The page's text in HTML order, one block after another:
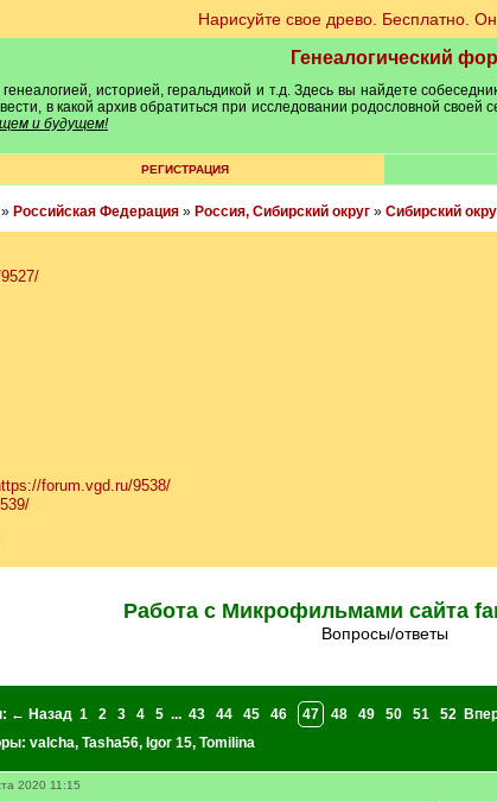
Нарисуйте свое древо. Бесплатно.
Генеалогический
историей, геральдикой и т.д. Здесь вы найдете
в какой архив обратиться при исследовании родословной
и будущем!
РЕГИСТРАЦИЯ
» Российская Федерация» Россия, Сибирский округ» Сибирский
forum.vgd.ru/9538/
Работа с Микрофильмами сайта
Вопросы/ответы
← Назад 1 2 3 4 5 ... 43 44 45 46 47 48 49 50 51 52
valcha, Tasha56, Igor 15, Tomilina
2020 11:15